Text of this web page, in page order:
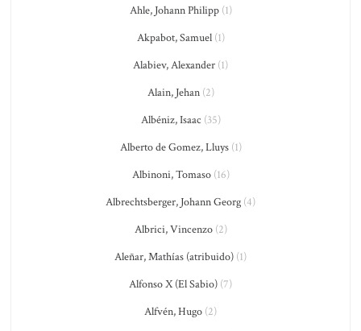
Ahle, Johann Philipp(1)
Akpabot, Samuel(1)
Alabiev, Alexander (1)
Alain, Jehan(2)
Albéniz, Isaac (35)
Alberto de Gomez, Lluys(1)
Albinoni, Tomaso(16)
Albrechtsberger, Johann Georg (4)
Albrici, Vincenzo(2)
Aleñar, Mathías (atribuido) (1)
Alfonso X (El Sabio) (7)
Alfvén, Hugo (2)